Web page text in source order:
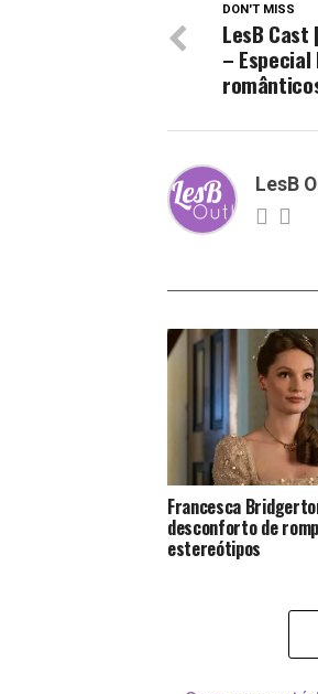
DON'T MISS
LesB Cast
–
LesB
Francesca
desconforto de
estereótipos